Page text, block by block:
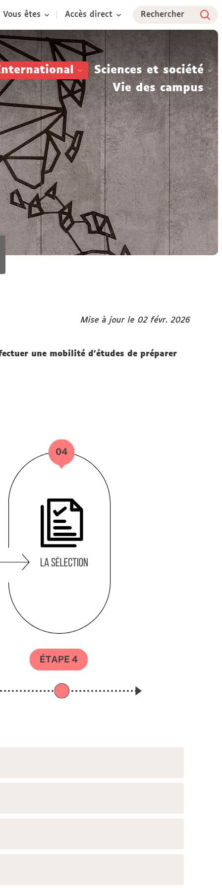
Vous êtes Accès direct Rechercher
Sciences et société
Vie des campus
Mise à jour le 02 févr. 2026
une mobilité d'études de préparer